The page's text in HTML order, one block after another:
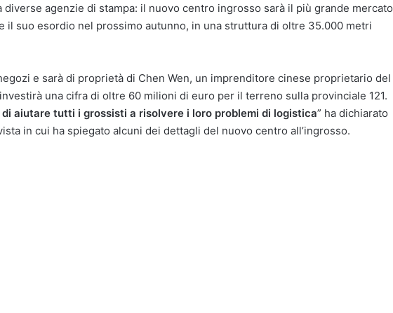
diverse agenzie di stampa: il nuovo centro ingrosso sarà il più grande mercato
il suo esordio nel prossimo autunno, in una struttura di oltre 35.000 metri
e sarà di proprietà di Chen Wen, un imprenditore cinese proprietario del
una cifra di oltre 60 milioni di euro per il terreno sulla provinciale 121.
aiutare tutti i grossisti a risolvere i loro problemi di logistica” ha dichiarato
in cui ha spiegato alcuni dei dettagli del nuovo centro all’ingrosso.